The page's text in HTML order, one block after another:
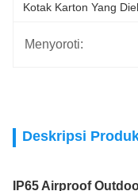
Kotak Karton Yang
Menyoroti:
Deskripsi
IP65 Airproof